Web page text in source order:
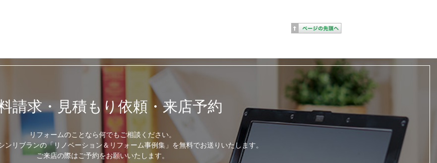
請求・見積もり依頼・来店予約
リフォームのことなら何でもご相談ください。
ンリブランの「リノベーション＆リフォーム事例集」を無料でお送りいたします。
ご来店の際はご予約をお願いいたします。